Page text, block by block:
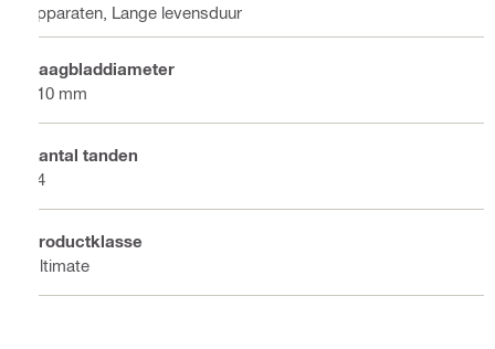
apparaten, Lange levensduur
Zaagbladdiameter
110 mm
Aantal tanden
24
Productklasse
Ultimate